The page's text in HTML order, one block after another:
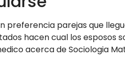
preferencia parejas que
hacen cual los esposos
acerca de Sociologia